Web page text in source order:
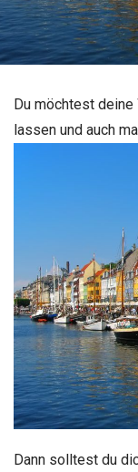
Du möchtest
lassen und auch
Dann solltest du